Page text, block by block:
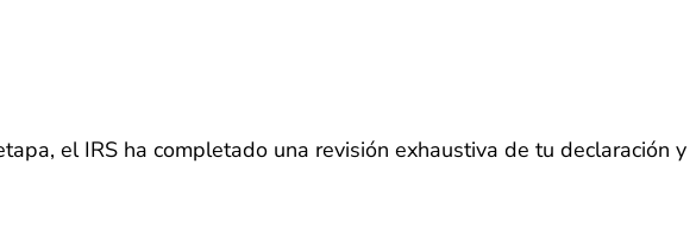
el IRS ha completado una revisión exhaustiva de tu declaración y